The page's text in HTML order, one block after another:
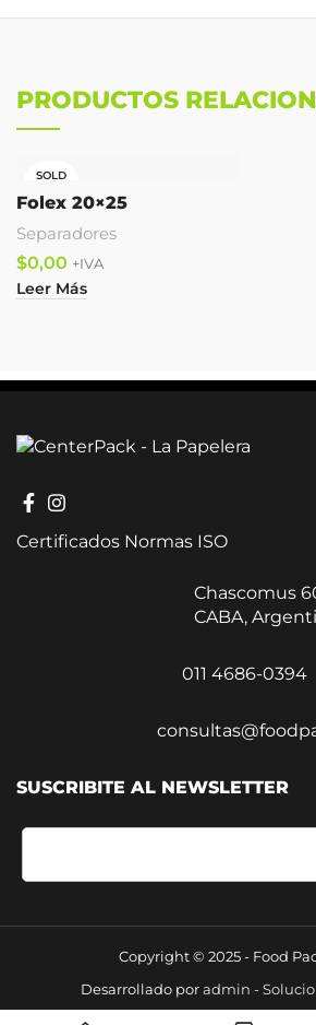
PRODUCTOS
SOLD
Folex 20×25
Separadores
$
Leer Más
Certificados Normas ISO
Chascomus
CABA,
011 4686-0394
SUSCRIBITE AL NEWSLETTER
Copyright © 2025 - Food
Desarrollado poradmin -